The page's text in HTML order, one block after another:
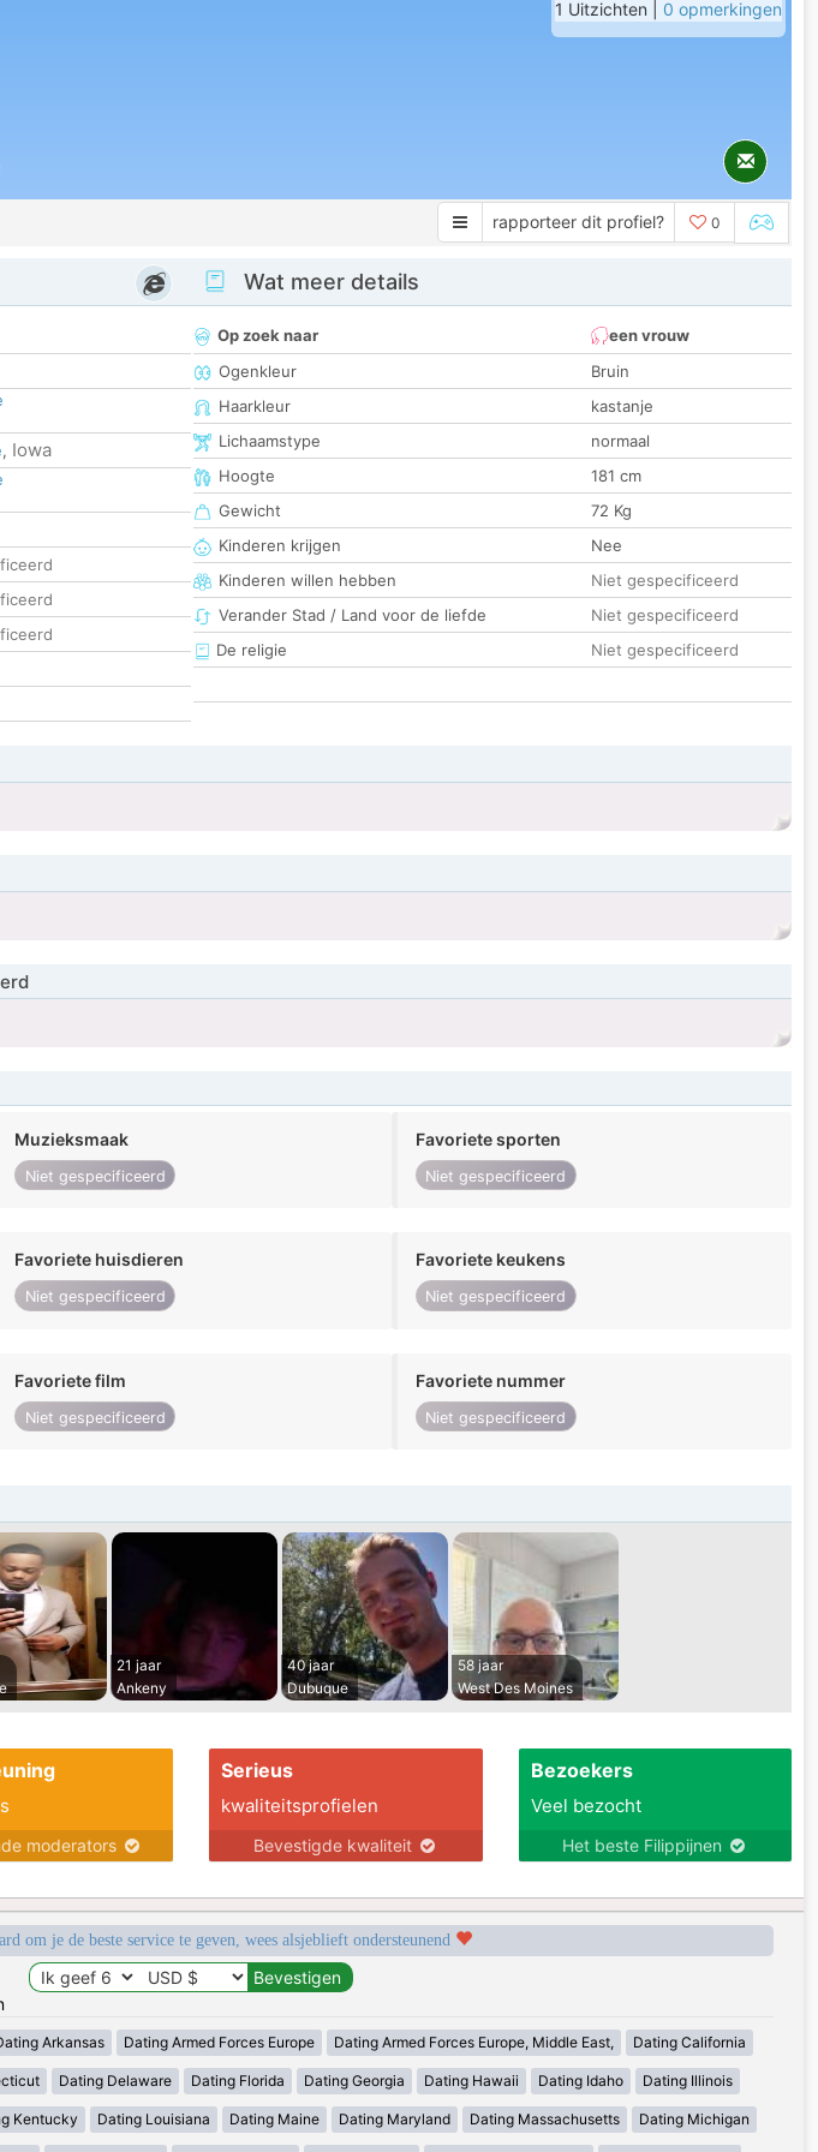
1 Uitzichten | 0 opmerkingen
rapporteer dit profiel? 0
, Iowa
Wat meer details
Op zoek naar
een vrouw
Ogenkleur
Bruin
Haarkleur
kastanje
Lichaamstype
normaal
Hoogte
181 cm
Gewicht
72 Kg
Kinderen krijgen
Nee
Kinderen willen hebben
Niet gespecificeerd
Verander Stad / Land voor de liefde
Niet gespecificeerd
De religie
Niet gespecificeerd
Muzieksmaak
Niet gespecificeerd
Favoriete sporten
Niet gespecificeerd
Favoriete huisdieren
Niet gespecificeerd
Favoriete keukens
Niet gespecificeerd
Favoriete film
Niet gespecificeerd
Favoriete nummer
Niet gespecificeerd
21 jaar
Ankeny
40 jaar
Dubuque
58 jaar
West Des Moines
moderators
Serieus
kwaliteitsprofielen
Bevestigde kwaliteit
Bezoekers
Veel bezocht
Het beste Filippijnen
om je de beste service te geven, wees alsjeblieft ondersteunend
Arkansas Dating Armed Forces Europe Dating Armed Forces Europe, Middle East, Dating California
Dating Delaware Dating Florida Dating Georgia Dating Hawaii Dating Idaho Dating Illinois
Kentucky Dating Louisiana Dating Maine Dating Maryland Dating Massachusetts Dating Michigan